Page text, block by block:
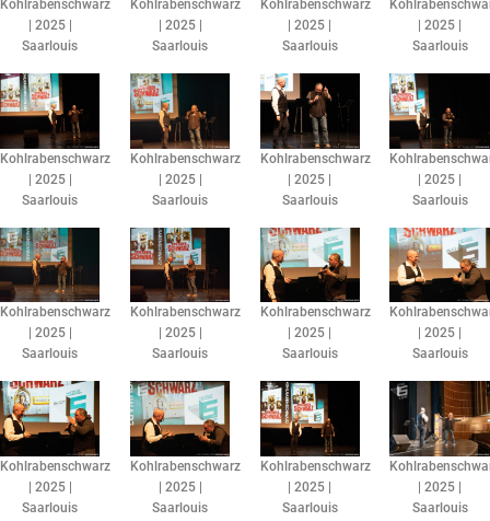
Kohlrabenschwarz
| 2025 |
Saarlouis
Kohlrabenschwarz
| 2025 |
Saarlouis
Kohlrabenschwarz
| 2025 |
Saarlouis
| 2025 |
Saarlouis
Kohlrabenschwarz
| 2025 |
Saarlouis
Kohlrabenschwarz
| 2025 |
Saarlouis
Kohlrabenschwarz
| 2025 |
Saarlouis
| 2025 |
Saarlouis
Kohlrabenschwarz
| 2025 |
Saarlouis
Kohlrabenschwarz
| 2025 |
Saarlouis
Kohlrabenschwarz
| 2025 |
Saarlouis
| 2025 |
Saarlouis
Kohlrabenschwarz
| 2025 |
Saarlouis
Kohlrabenschwarz
| 2025 |
Saarlouis
Kohlrabenschwarz
| 2025 |
Saarlouis
| 2025 |
Saarlouis